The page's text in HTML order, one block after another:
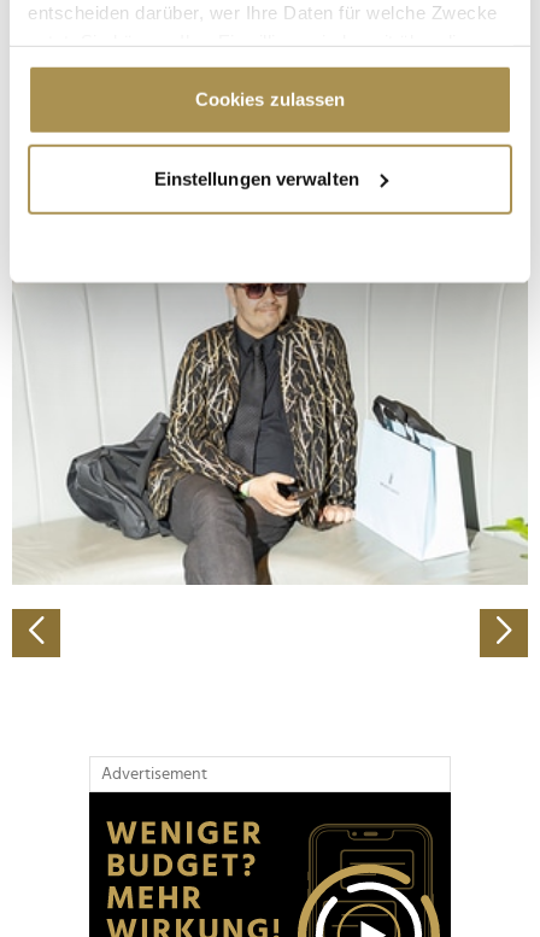
entscheiden darüber, wer Ihre Daten für welche Zwecke
Cookie-Erklärung oder durch Klicken auf das Privacy
Trigger Symbol ändern oder widerrufen
Informationen über Ihre geografische Lage
erfassen, welche bis auf einige Meter genau sein
bestimmten Merkmalen (Fingerprinting) identifizieren
Erfahren Sie mehr darüber, wie Ihre persönlichen Daten
verarbeitet werden, und legen Sie Ihre Präferenzen im
Abschnitt Einzelheitenfest.
Wir verwenden Cookies, um Inhalte und Anzeigen zu
personalisieren, Funktionen für soziale Medien anbieten
zu können und die Zugriffe auf unsere Website zu
analysieren. Außerdem geben wir Informationen zu Ihrer
Verwendung unserer Website an unsere Partner für
Partner führen diese Informationen möglicherweise mit
weiteren Daten zusammen, die Sie ihnen bereitgestellt
Cookies zulassen
Einstellungen verwalten
Advertisement